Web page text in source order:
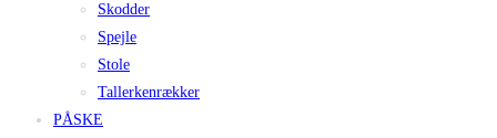
Skodder
Spejle
Stole
Tallerkenrækker
PÅSKE